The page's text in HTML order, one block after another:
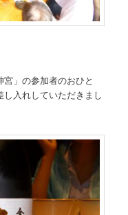
」の参加者のおひと
入れしていただきまし